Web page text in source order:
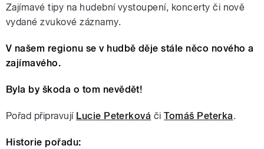
Zajímavé tipy na hudební vystoupení, koncerty či nově
vydané zvukové záznamy.
V našem regionu se v hudbě děje stále něco nového a
zají­mavého.
Byla by škoda o tom nevědět!
Pořad připravují Lucie Peterková čiTomáš Peterka.
Historie pořadu: